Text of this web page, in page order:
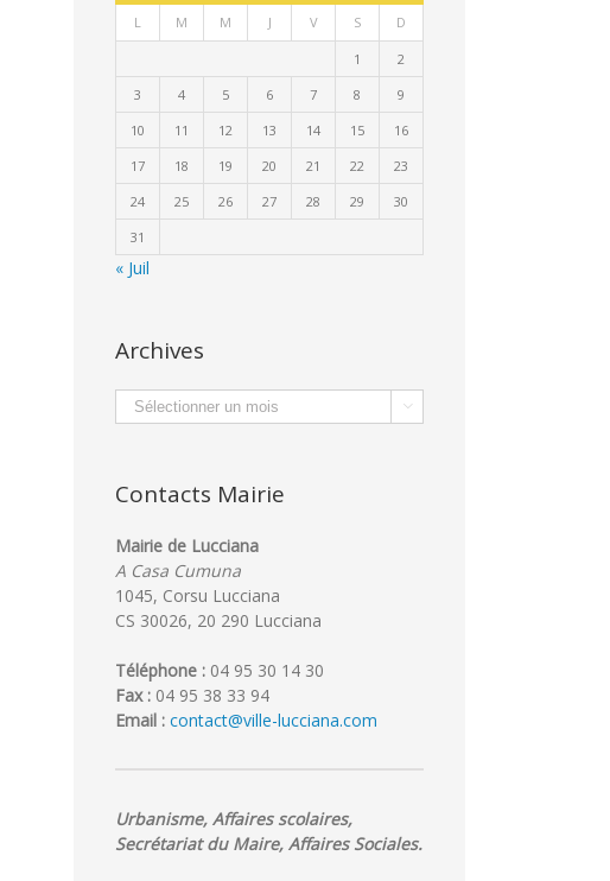
L M M J V S D
1
2
3
4 5 6 7 8
9
10
11 12 13 14 15
16
17
18 19 20 21 22
23
24
25 26 27 28 29
30
31
« Juil
Archives
Archives 
Contacts Mairie
Mairie de Lucciana
A Casa Cumuna
1045, Corsu Lucciana
CS 30026, 20 290 Lucciana
Téléphone : 04 95 30 14 30
Fax : 04 95 38 33 94
Email : contact@ville-lucciana.com
Urbanisme, Affaires scolaires,
Secrétariat du Maire, Affaires Sociales.